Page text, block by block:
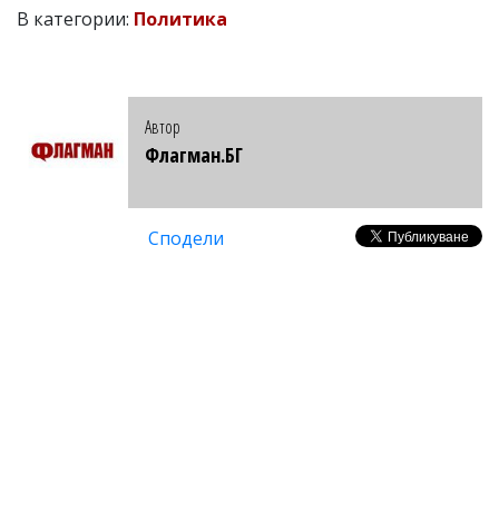
В категории: Политика
Автор
Флагман.БГ
Сподели